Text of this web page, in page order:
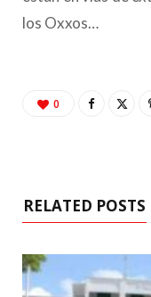
los Oxxos…
0
RELATED POSTS